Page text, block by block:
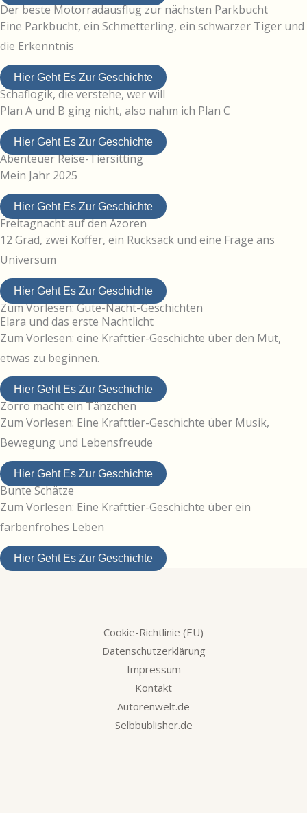
Der beste Motorradausflug zur nächsten Parkbucht
Eine Parkbucht, ein Schmetterling, ein schwarzer Tiger und
die Erkenntnis
Hier Geht Es Zur Geschichte
Schaflogik, die verstehe, wer will
Plan A und B ging nicht, also nahm ich Plan C
Hier Geht Es Zur Geschichte
Abenteuer Reise-Tiersitting
Mein Jahr 2025
Hier Geht Es Zur Geschichte
Freitagnacht auf den Azoren
12 Grad, zwei Koffer, ein Rucksack und eine Frage ans
Universum
Hier Geht Es Zur Geschichte
Zum Vorlesen: Gute-Nacht-Geschichten
Elara und das erste Nachtlicht
Zum Vorlesen: eine Krafttier-Geschichte über den Mut,
etwas zu beginnen.
Hier Geht Es Zur Geschichte
Zorro macht ein Tänzchen
Zum Vorlesen: Eine Krafttier-Geschichte über Musik,
Bewegung und Lebensfreude
Hier Geht Es Zur Geschichte
Bunte Schätze
Zum Vorlesen: Eine Krafttier-Geschichte über ein
farbenfrohes Leben
Hier Geht Es Zur Geschichte
Cookie-Richtlinie (EU)
Datenschutzerklärung
Impressum
Kontakt
Autorenwelt.de
Selbbublisher.de